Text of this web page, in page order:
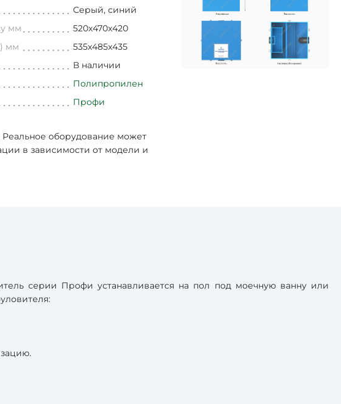
Серый, синий
мм
520х470х420
мм
535х485х435
В наличии
Полипропилен
Профи
оборудование может
в зависимости от модели и
серии Профи устанавливается на пол под моечную ванну или